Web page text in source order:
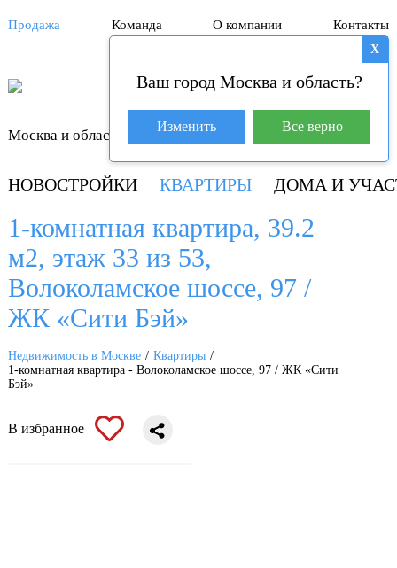
Продажа Команда О компании Контакты
База покупателей (4)
Москва и область +7 929 981-31-01
НОВОСТРОЙКИ КВАРТИРЫ ДОМА И
X
Ваш город Москва и область?
Изменить Все верно
1-комнатная квартира, 39.2
м2, этаж 33 из 53,
Волоколамское шоссе, 97 /
ЖК «Сити Бэй»
Недвижимость в Москве
Квартиры
1-комнатная квартира - Волоколамское шоссе, 97 / ЖК «Сити
Бэй»
В избранное